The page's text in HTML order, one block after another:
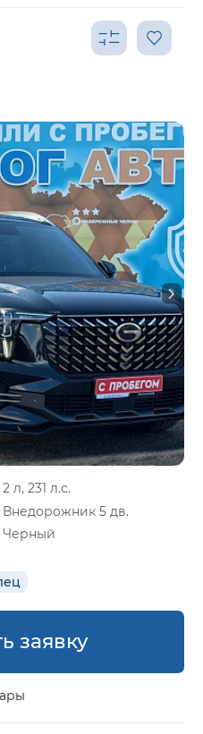
2 л, 231 л.с.
Внедорожник 5 дв.
Черный
заявку